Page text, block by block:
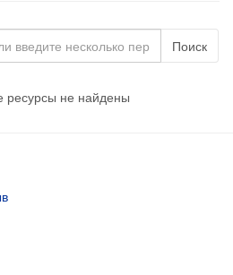
Поиск
ресурсы не найдены